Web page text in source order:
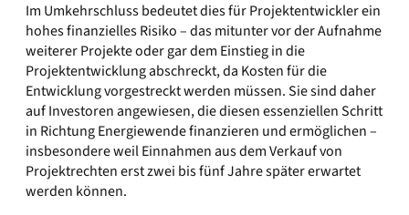
Im Umkehrschluss bedeutet dies für Projektentwickler ein
hohes finanzielles Risiko – das mitunter vor der Aufnahme
weiterer Projekte oder gar dem Einstieg in die
Projektentwicklung abschreckt, da Kosten für die
Entwicklung vorgestreckt werden müssen. Sie sind daher
auf Investoren angewiesen, die diesen essenziellen Schritt
in Richtung Energiewende finanzieren und ermöglichen –
insbesondere weil Einnahmen aus dem Verkauf von
Projektrechten erst zwei bis fünf Jahre später erwartet
werden können.